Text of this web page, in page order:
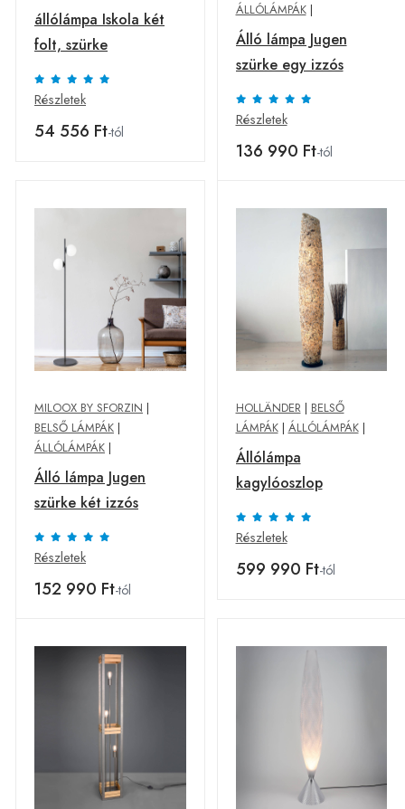
állólámpa Iskola két
folt, szürke
Részletek
54 556 Ft-tól
ÁLLÓLÁMPÁK|
Álló lámpa Jugen
szürke egy izzós
Részletek
136 990 Ft-tól
MILOOX BY SFORZIN |
BELSŐ LÁMPÁK |
ÁLLÓLÁMPÁK |
Álló lámpa Jugen
szürke két izzós
Részletek
152 990 Ft-tól
HOLLÄNDER| BELSŐ
LÁMPÁK| ÁLLÓLÁMPÁK|
Állólámpa
kagylóoszlop
Részletek
599 990 Ft-tól